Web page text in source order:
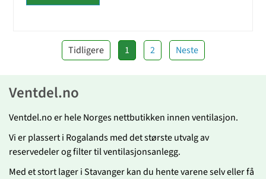
Tidligere 1 2 Neste
Ventdel.no
Ventdel.no er hele Norges nettbutikken innen ventilasjon.
Vi er plassert i Rogalands med det største utvalg av
reservedeler og filter til ventilasjonsanlegg.
Med et stort lager i Stavanger kan du hente varene selv eller få